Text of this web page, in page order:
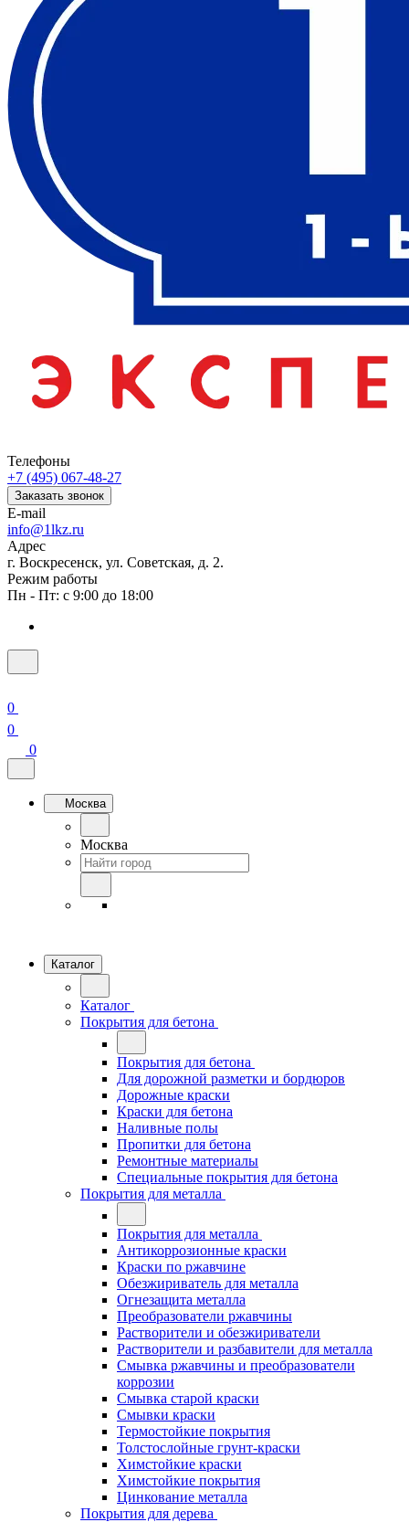
Телефоны
+7 (495) 067-48-27
Заказать звонок
E-mail
info@1lkz.ru
Адрес
г. Воскресенск, ул. Советская, д. 2.
Режим работы
Пн - Пт: с 9:00 до 18:00
0
0
0
Москва
Москва
Каталог
Каталог
Покрытия для бетона
Покрытия для бетона
Для дорожной разметки и бордюров
Дорожные краски
Краски для бетона
Наливные полы
Пропитки для бетона
Ремонтные материалы
Специальные покрытия для бетона
Покрытия для металла
Покрытия для металла
Антикоррозионные краски
Краски по ржавчине
Обезжириватель для металла
Огнезащита металла
Преобразователи ржавчины
Растворители и обезжириватели
Растворители и разбавители для металла
Смывка ржавчины и преобразователи
коррозии
Смывка старой краски
Смывки краски
Термостойкие покрытия
Толстослойные грунт-краски
Химстойкие краски
Химстойкие покрытия
Цинкование металла
Покрытия для дерева